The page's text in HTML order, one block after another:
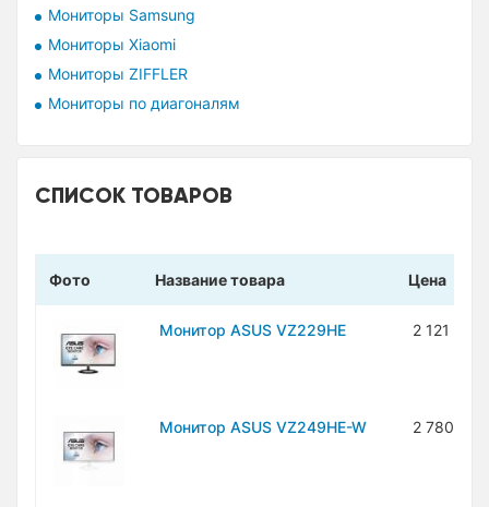
Мониторы Samsung
Мониторы Xiaomi
Мониторы ZIFFLER
Мониторы по диагоналям
СПИСОК ТОВАРОВ
Фото Название товара Цена
Монитор ASUS VZ229HE 2 121 100
Монитор ASUS VZ249HE-W 2 780